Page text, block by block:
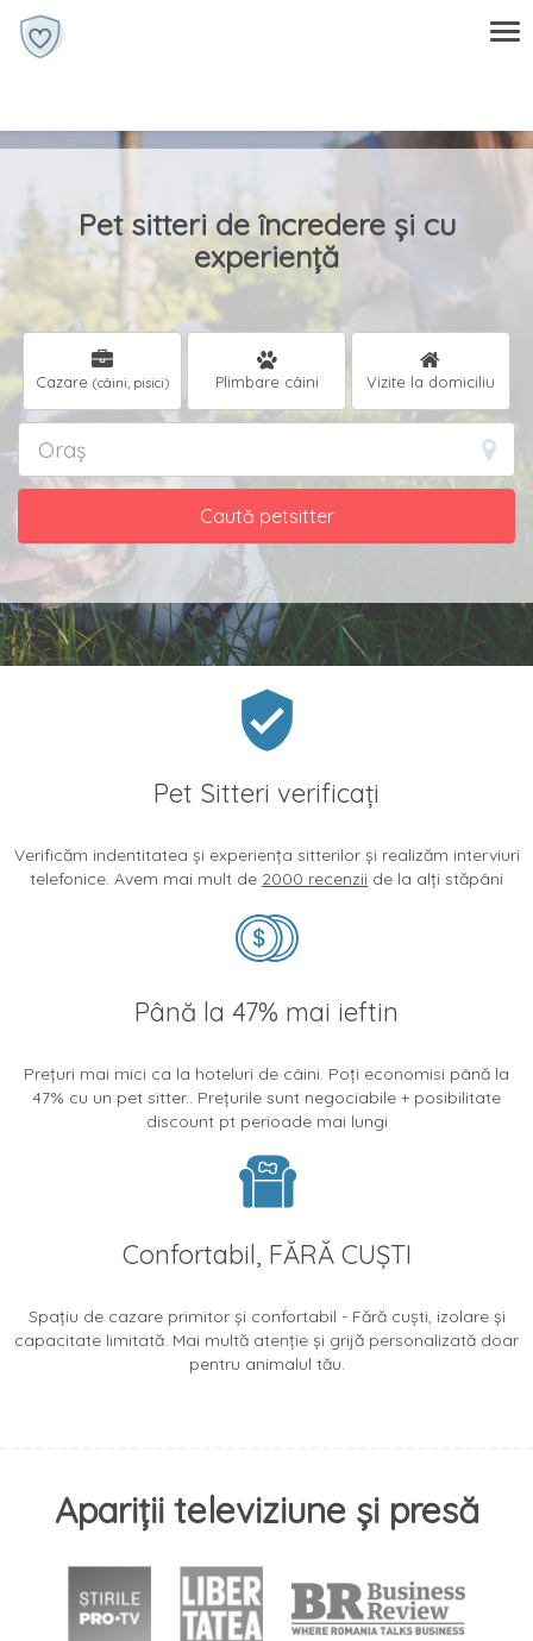
Pet sitteri de încredere și cu
experiență
Cazare(câini, pisici) Plimbare câini Vizite la domiciliu
Caută petsitter
Pet Sitteri verificați
Verificăm indentitatea și experiența sitterilor și realizăm interviuri
telefonice. Avem mai mult de 2000 recenzii de la alți stăpâni
Până la 47% mai ieftin
Prețuri mai mici ca la hoteluri de câini. Poți economisi până la
47% cu un pet sitter.. Prețurile sunt negociabile + posibilitate
discount pt perioade mai lungi
Confortabil, FĂRĂ CUȘTI
Spațiu de cazare primitor și confortabil - Fără cuști, izolare și
capacitate limitată. Mai multă atenție și grijă personalizată doar
pentru animalul tău.
Apariții televiziune și presă